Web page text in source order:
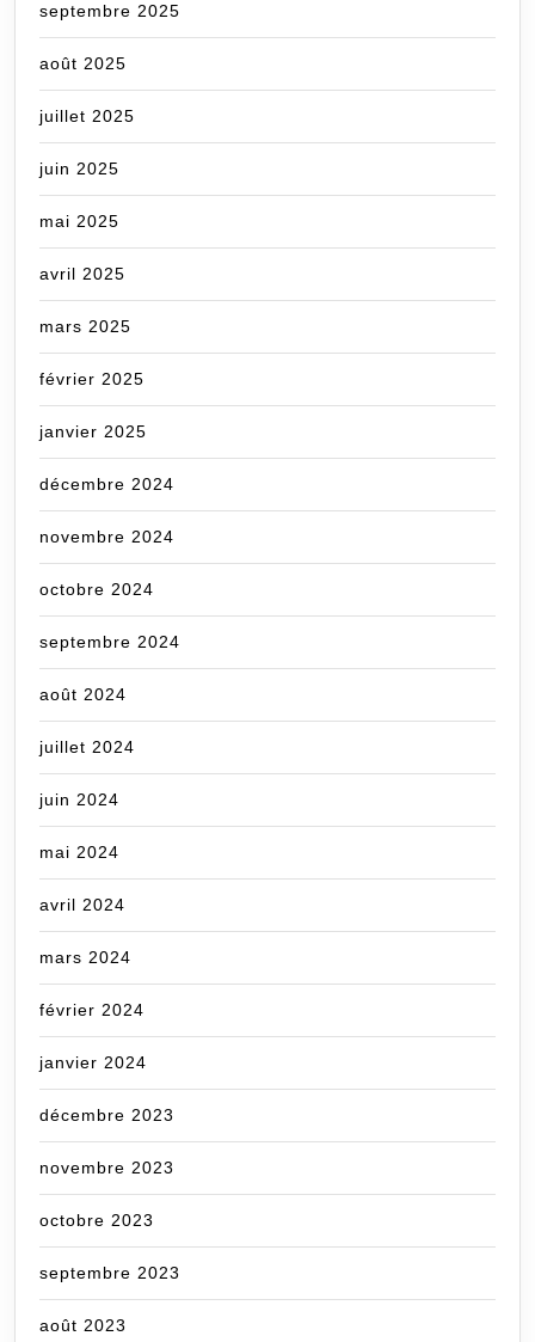
septembre 2025
août 2025
juillet 2025
juin 2025
mai 2025
avril 2025
mars 2025
février 2025
janvier 2025
décembre 2024
novembre 2024
octobre 2024
septembre 2024
août 2024
juillet 2024
juin 2024
mai 2024
avril 2024
mars 2024
février 2024
janvier 2024
décembre 2023
novembre 2023
octobre 2023
septembre 2023
août 2023